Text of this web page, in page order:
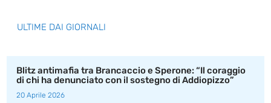
ULTIME DAI GIORNALI
Blitz antimafia tra Brancaccio e Sperone: “Il coraggio
di chi ha denunciato con il sostegno di Addiopizzo”
20 Aprile 2026